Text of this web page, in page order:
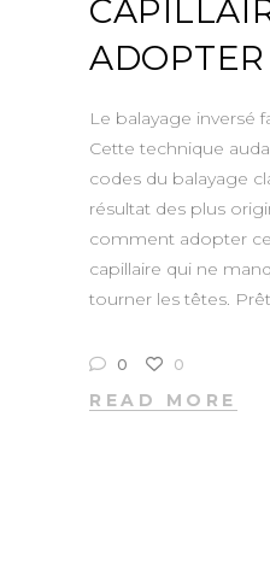
Le balayage inversé
Cette technique
codes du balayage
résultat des plus
comment adopter
capillaire qui ne
tourner les têtes.
0 0
READ MORE